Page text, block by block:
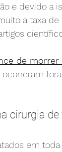
e devido a
a taxa
de morrer
cirurgia de
em